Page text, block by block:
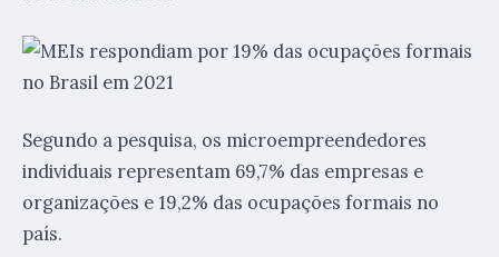
Segundo a pesquisa, os microempreendedores
individuais representam 69,7% das empresas e
organizações e 19,2% das ocupações formais no
país.